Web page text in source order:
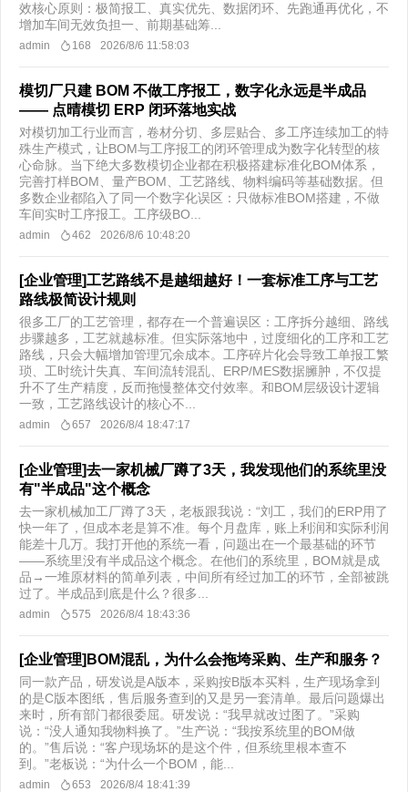
效核心原则：极简报工、真实优先、数据闭环、先跑通再优化，不
增加车间无效负担一、前期基础筹...
admin 168 2026/8/6 11:58:03
模切厂只建 BOM 不做工序报工，数字化永远是半成品
—— 点晴模切 ERP 闭环落地实战
对模切加工行业而言，卷材分切、多层贴合、多工序连续加工的特
殊生产模式，让BOM与工序报工的闭环管理成为数字化转型的核
心命脉。当下绝大多数模切企业都在积极搭建标准化BOM体系，
完善打样BOM、量产BOM、工艺路线、物料编码等基础数据。但
多数企业都陷入了同一个数字化误区：只做标准BOM搭建，不做
车间实时工序报工。工序级BO...
admin 462 2026/8/6 10:48:20
[企业管理]工艺路线不是越细越好！一套标准工序与工艺
路线极简设计规则
很多工厂的工艺管理，都存在一个普遍误区：工序拆分越细、路线
步骤越多，工艺就越标准。但实际落地中，过度细化的工序和工艺
路线，只会大幅增加管理冗余成本。工序碎片化会导致工单报工繁
琐、工时统计失真、车间流转混乱、ERP/MES数据臃肿，不仅提
升不了生产精度，反而拖慢整体交付效率。和BOM层级设计逻辑
一致，工艺路线设计的核心不...
admin 657 2026/8/4 18:47:17
[企业管理]去一家机械厂蹲了3天，我发现他们的系统里没
有"半成品"这个概念
去一家机械加工厂蹲了3天，老板跟我说：“刘工，我们的ERP用了
快一年了，但成本老是算不准。每个月盘库，账上利润和实际利润
能差十几万。我打开他的系统一看，问题出在一个最基础的环节
——系统里没有半成品这个概念。在他们的系统里，BOM就是成
品→一堆原材料的简单列表，中间所有经过加工的环节，全部被跳
过了。半成品到底是什么？很多...
admin 575 2026/8/4 18:43:36
[企业管理]BOM混乱，为什么会拖垮采购、生产和服务？
同一款产品，研发说是A版本，采购按B版本买料，生产现场拿到
的是C版本图纸，售后服务查到的又是另一套清单。最后问题爆出
来时，所有部门都很委屈。研发说：“我早就改过图了。”采购
说：“没人通知我物料换了。”生产说：“我按系统里的BOM做
的。”售后说：“客户现场坏的是这个件，但系统里根本查不
到。”老板说：“为什么一个BOM，能...
admin 653 2026/8/4 18:41:39